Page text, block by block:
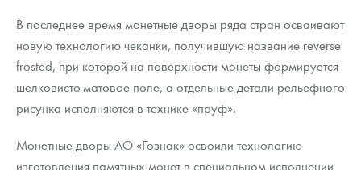
В последнее время монетные дворы ряда стран осваивают
новую технологию чеканки, получившую название reverse
frosted, при которой на поверхности монеты формируется
шелковисто-матовое поле, а отдельные детали рельефного
рисунка исполняются в технике «пруф».
Монетные дворы АО «Гознак» освоили технологию
изготовления памятных монет в специальном исполнении